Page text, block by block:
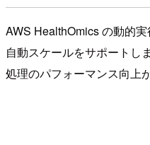
AWS HealthOmics の動的
自動スケールをサポートし
処理のパフォーマンス向上